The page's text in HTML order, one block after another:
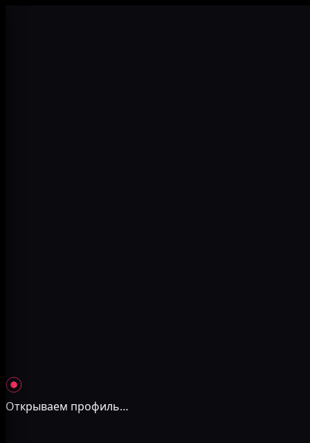
Открываем профиль…